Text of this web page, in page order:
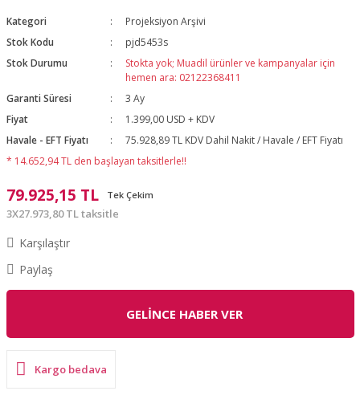
Kategori
Projeksiyon Arşivi
Stok Kodu
pjd5453s
Stok Durumu
Stokta yok; Muadil ürünler ve kampanyalar için
hemen ara: 02122368411
Garanti Süresi
3 Ay
Fiyat
1.399,00 USD + KDV
Havale - EFT Fiyatı
75.928,89 TL KDV Dahil Nakit / Havale / EFT Fiyatı
* 14.652,94 TL den başlayan taksitlerle!!
79.925,15 TL Tek Çekim
3X27.973,80 TL taksitle
Karşılaştır
Paylaş
GELİNCE HABER VER
Kargo bedava